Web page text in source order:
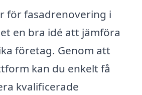
för fasadrenovering i
en bra idé att jämföra
företag. Genom att
kan du enkelt få
kvalificerade